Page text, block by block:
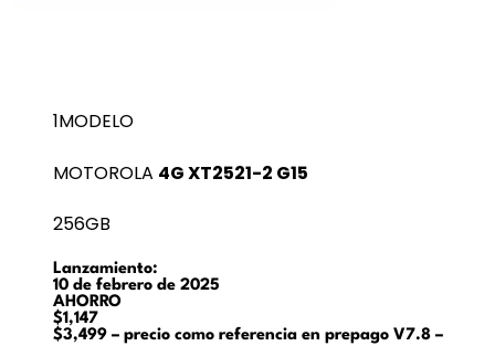
1MODELO
MOTOROLA 4G XT2521-2 G15
256GB
Lanzamiento:
10 de febrero de 2025
AHORRO
$1,147
$3,499 – precio como referencia en prepago V7.8 –